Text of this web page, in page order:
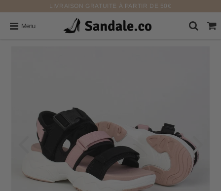
LIVRAISON GRATUITE À PARTIR DE 50€
Menu